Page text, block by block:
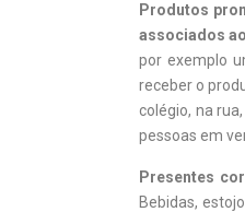
Produtos
associados
por exemplo
receber o
colégio, na
pessoas em
Presentes
Bebidas,